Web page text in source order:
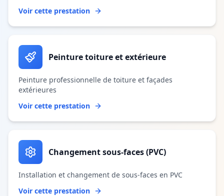
Voir cette prestation
Peinture toiture et extérieure
Peinture professionnelle de toiture et façades
extérieures
Voir cette prestation
Changement sous-faces (PVC)
Installation et changement de sous-faces en PVC
Voir cette prestation